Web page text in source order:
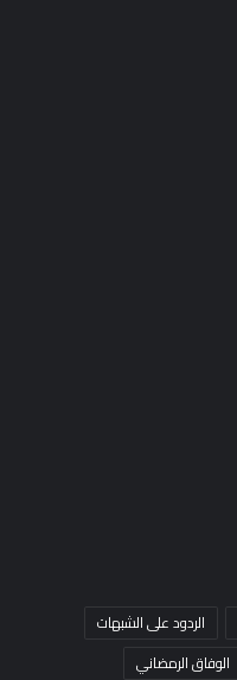
الردود على الشبهات
الوفاق الرمضاني